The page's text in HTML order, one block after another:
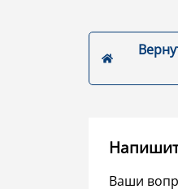
Ваши